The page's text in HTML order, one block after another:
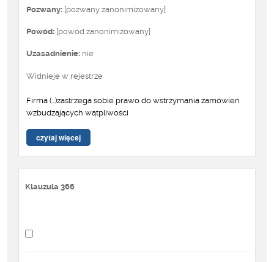
Pozwany: [pozwany zanonimizowany]
Powód: [powód zanonimizowany]
Uzasadnienie: nie
Widnieje w rejestrze
Firma (...)zastrzega sobie prawo do wstrzymania zamówień
wzbudzających wątpliwości
czytaj więcej
Klauzula 366